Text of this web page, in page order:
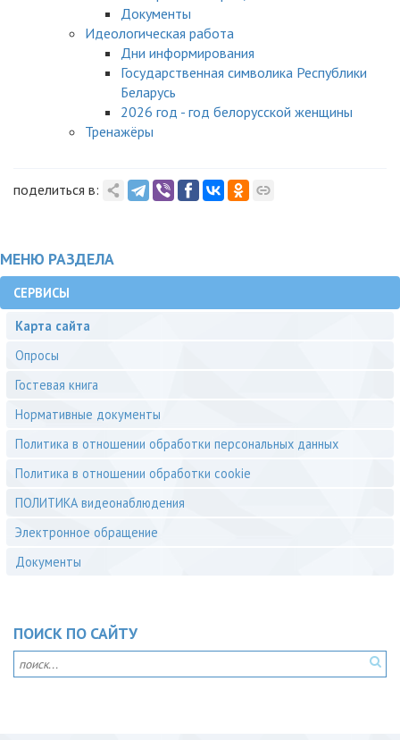
Документы
Идеологическая работа
Дни информирования
Государственная символика Республики
Беларусь
2026 год - год белорусской женщины
Тренажёры
поделиться в:
МЕНЮ РАЗДЕЛА
СЕРВИСЫ
Карта сайта
Опросы
Гостевая книга
Нормативные документы
Политика в отношении обработки персональных данных
Политика в отношении обработки cookie
ПОЛИТИКА видеонаблюдения
Электронное обращение
Документы
ПОИСК ПО САЙТУ